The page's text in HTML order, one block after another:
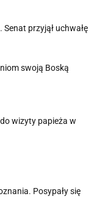
przyjął uchwałę
swoją Boską
wizyty papieża w
Posypały się